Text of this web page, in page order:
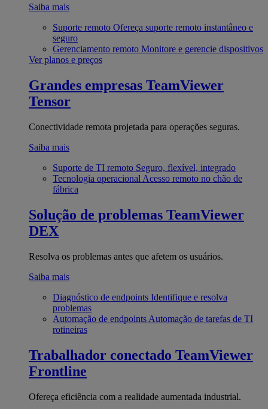
Saiba mais
Suporte remoto Ofereça suporte remoto instantâneo e
seguro
Gerenciamento remoto Monitore e gerencie dispositivos
Ver planos e preços
Grandes empresas TeamViewer
Tensor
Conectividade remota projetada para operações seguras.
Saiba mais
Suporte de TI remoto Seguro, flexível, integrado
Tecnologia operacional Acesso remoto no chão de
fábrica
Solução de problemas TeamViewer
DEX
Resolva os problemas antes que afetem os usuários.
Saiba mais
Diagnóstico de endpoints Identifique e resolva
problemas
Automação de endpoints Automação de tarefas de TI
rotineiras
Trabalhador conectado TeamViewer
Frontline
Ofereça eficiência com a realidade aumentada industrial.